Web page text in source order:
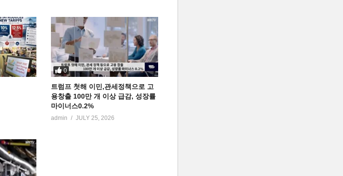
0
트럼프 첫해 이민,관세정책으로 고
용창출 100만 개 이상 급감, 성장률
마이너스0.2%
admin JULY 25, 2026